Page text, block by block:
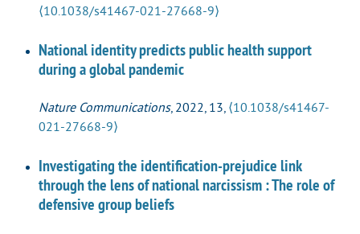
⟨10.1038/s41467-021-27668-9⟩
National identity predicts public health support
during a global pandemic
Nature Communications, 2022, 13, ⟨10.1038/s41467-
021-27668-9⟩
Investigating the identification-prejudice link
through the lens of national narcissism : The role of
defensive group beliefs